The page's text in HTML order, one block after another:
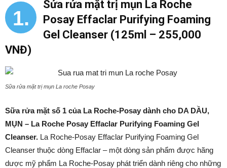
1.
Sửa rửa mặt trị mụn La Roche
Posay Effaclar Purifying Foaming
Gel Cleanser (125ml – 255,000
VNĐ)
Sữa rửa mặt trị mụn La roche Posay
Sữa rửa mặt số 1 của La Roche-Posay dành cho DA DẦU,
MỤN – La Roche Posay Effaclar Purifying Foaming Gel
Cleanser. La Roche-Posay Effaclar Purifying Foaming Gel
Cleanser thuộc dòng Effaclar – một dòng sản phẩm được hãng
dược mỹ phẩm La Roche-Posay phát triển dành riêng cho những